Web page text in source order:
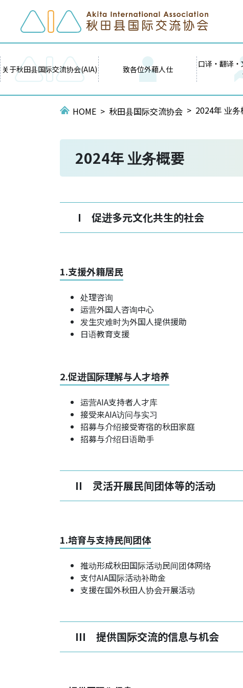
关于秋田县国际交流协会(AIA) 致各位外藉人仕
口译・翻译
HOME 秋田县国际交流协会 2024年 业务
2024年 业务概要
I 促进多元文化共生的社会
1.支援外籍居民
处理咨询
运营外国人咨询中心
发生灾难时为外国人提供援助
日语教育支援
2.促进国际理解与人才培养
运营AIA支持者人才库
接受来AIA访问与实习
招募与介绍接受寄宿的秋田家庭
招募与介绍日语助手
II 灵活开展民间团体等的活动
1.培育与支持民间团体
推动形成秋田国际活动民间团体网络
支付AIA国际活动补助金
支援在国外秋田人协会开展活动
III 提供国际交流的信息与机会